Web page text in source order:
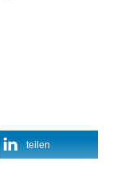
teilen